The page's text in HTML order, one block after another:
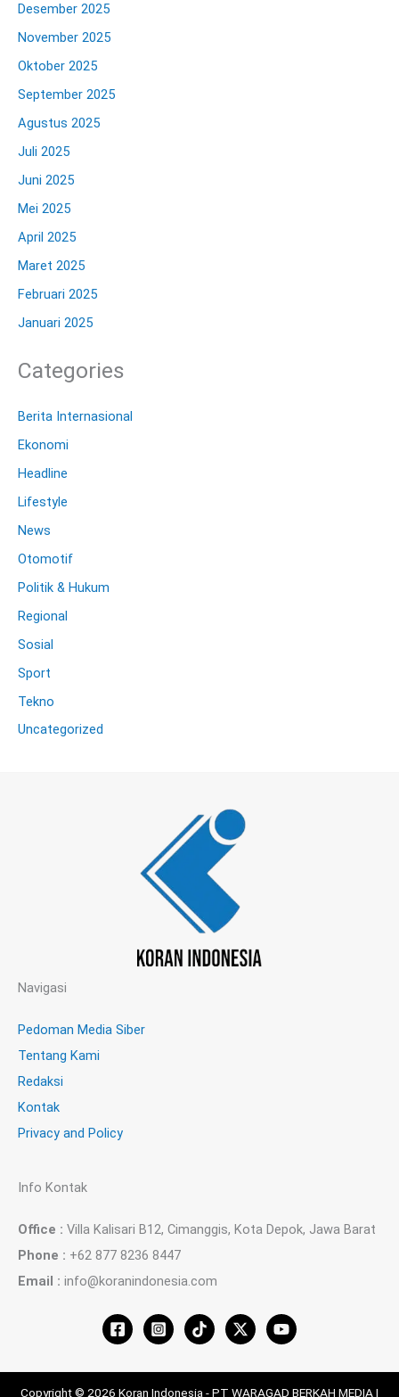
Desember 2025
November 2025
Oktober 2025
September 2025
Agustus 2025
Juli 2025
Juni 2025
Mei 2025
April 2025
Maret 2025
Februari 2025
Januari 2025
Categories
Berita Internasional
Ekonomi
Headline
Lifestyle
News
Otomotif
Politik & Hukum
Regional
Sosial
Sport
Tekno
Uncategorized
Navigasi
Pedoman Media Siber
Tentang Kami
Redaksi
Kontak
Privacy and Policy
Info Kontak
Office : Villa Kalisari B12, Cimanggis, Kota Depok, Jawa Barat
Phone : +62 877 8236 8447
Email : info@koranindonesia.com
Copyright © 2026 Koran Indonesia - PT WARAGAD BERKAH MEDIA |